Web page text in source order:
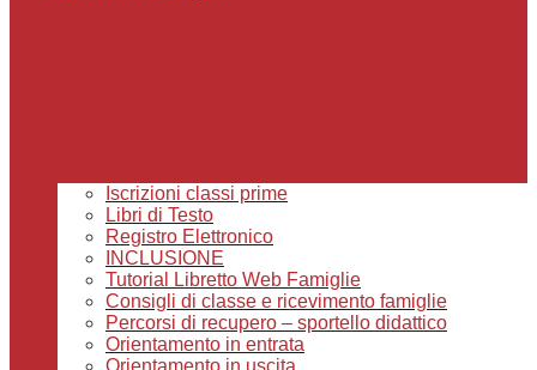
Iscrizioni classi prime
Libri di Testo
Registro Elettronico
INCLUSIONE
Tutorial Libretto Web Famiglie
Consigli di classe e ricevimento famiglie
Percorsi di recupero – sportello didattico
Orientamento in entrata